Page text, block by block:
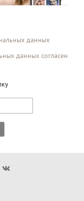
данных
данных согласен